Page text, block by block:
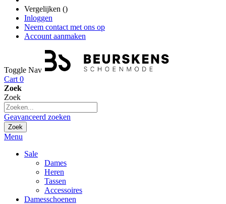
Vergelijken ()
Inloggen
Neem contact met ons op
Account aanmaken
Toggle Nav
Cart 0
Zoek
Zoek
Geavanceerd zoeken
Zoek
Menu
Sale
Dames
Heren
Tassen
Accessoires
Damesschoenen